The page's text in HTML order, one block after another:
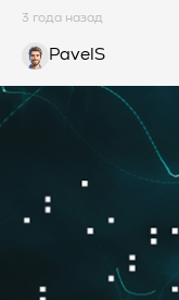
3 года назад
PavelS